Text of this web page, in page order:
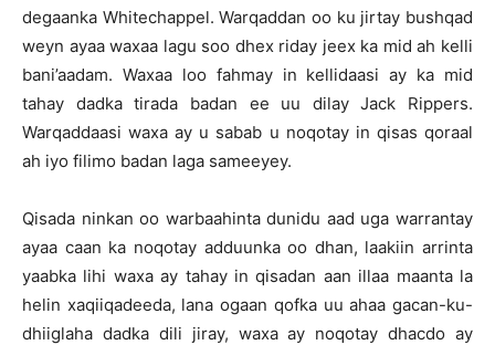
degaanka Whitechappel. Warqaddan oo ku jirtay bushqad
weyn ayaa waxaa lagu soo dhex riday jeex ka mid ah kelli
bani’aadam. Waxaa loo fahmay in kellidaasi ay ka mid
tahay dadka tirada badan ee uu dilay Jack Rippers.
Warqaddaasi waxa ay u sabab u noqotay in qisas qoraal
ah iyo filimo badan laga sameeyey.
Qisada ninkan oo warbaahinta dunidu aad uga warrantay
ayaa caan ka noqotay adduunka oo dhan, laakiin arrinta
yaabka lihi waxa ay tahay in qisadan aan illaa maanta la
helin xaqiiqadeeda, lana ogaan qofka uu ahaa gacan-ku-
dhiiglaha dadka dili jiray, waxa ay noqotay dhacdo ay